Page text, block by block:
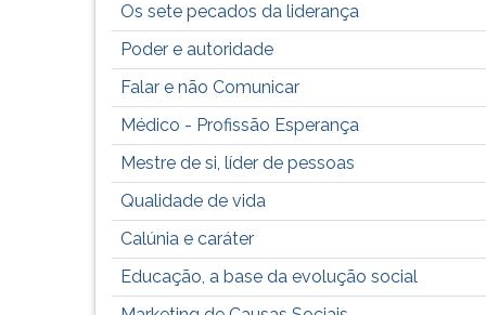
Os sete pecados da liderança
Poder e autoridade
Falar e não Comunicar
Médico - Profissão Esperança
Mestre de si, líder de pessoas
Qualidade de vida
Calúnia e caráter
Educação, a base da evolução social